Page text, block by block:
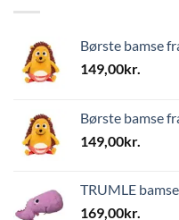
Børste bamse
149,00kr.
Børste bamse
149,00kr.
TRUMLE
169,00kr.